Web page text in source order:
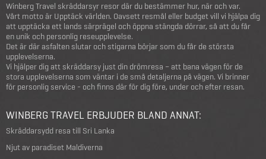
Winberg Travel skräddarsyr resor där du bestämmer hur, när och var.
Vårt motto är Upptäck världen. Oavsett resmål eller budget vill vi hjälpa dig
att upptäcka ett lands särprägel och öppna stängda dörrar, så att du får
en unik och personlig reseupplevelse.
Det är där asfalten slutar och stigarna börjar som du får de största
upplevelserna.
Vi hjälper dig att skräddarsy just din drömresa – att bana vägen för de
stora upplevelserna som väntar i de små detaljerna på vägen. Vi brinner
för personlig service - och finns där för dig före, under och efter resan.
WINBERG TRAVEL ERBJUDER BLAND ANNAT:
Skräddarsydd resa till Sri Lanka
Njut av paradiset Maldiverna